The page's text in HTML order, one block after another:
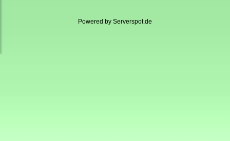
Powered by Serverspot.de